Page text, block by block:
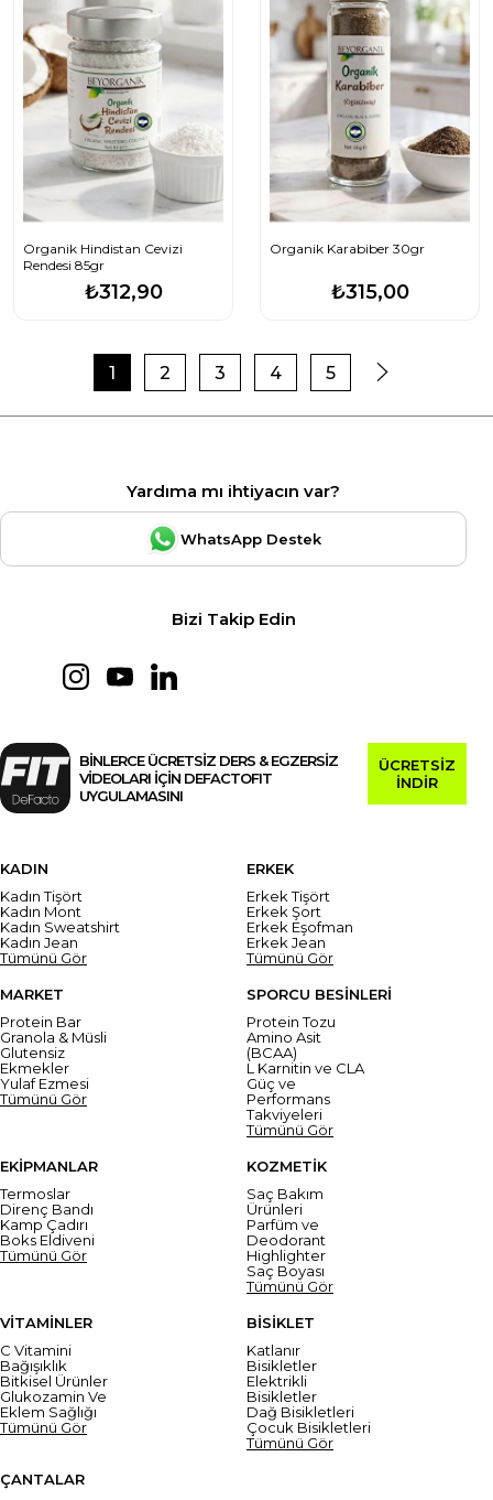
Organik Hindistan Cevizi
Rendesi 85gr
₺312,90
Organik Karabiber 30gr
₺315,00
1 2 3 4 5
Yardıma mı ihtiyacın var?
WhatsApp Destek
Bizi Takip Edin
BİNLERCE ÜCRETSİZ DERS & EGZERSİZ
VİDEOLARI İÇİN DEFACTOFIT
UYGULAMASINI
ÜCRETSİZ
İNDİR
KADIN
Kadın Tişört
Kadın Mont
Kadın Sweatshirt
Kadın Jean
Tümünü Gör
ERKEK
Erkek Tişört
Erkek Şort
Erkek Eşofman
Erkek Jean
Tümünü Gör
MARKET
Protein Bar
Granola & Müsli
Glutensiz
Ekmekler
Yulaf Ezmesi
Tümünü Gör
SPORCU BESİNLERİ
Protein Tozu
Amino Asit
(BCAA)
L Karnitin ve CLA
Güç ve
Performans
Takviyeleri
Tümünü Gör
EKİPMANLAR
Termoslar
Direnç Bandı
Kamp Çadırı
Boks Eldiveni
Tümünü Gör
KOZMETİK
Saç Bakım
Ürünleri
Parfüm ve
Deodorant
Highlighter
Saç Boyası
Tümünü Gör
VİTAMİNLER
C Vitamini
Bağışıklık
Bitkisel Ürünler
Glukozamin Ve
Eklem Sağlığı
Tümünü Gör
BİSİKLET
Katlanır
Bisikletler
Elektrikli
Bisikletler
Dağ Bisikletleri
Çocuk Bisikletleri
Tümünü Gör
ÇANTALAR